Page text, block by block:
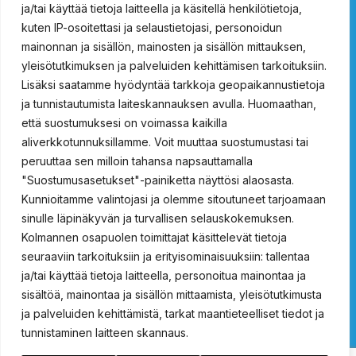
ja/tai käyttää tietoja laitteella ja käsitellä henkilötietoja,
kuten IP-osoitettasi ja selaustietojasi, personoidun
mainonnan ja sisällön, mainosten ja sisällön mittauksen,
yleisötutkimuksen ja palveluiden kehittämisen tarkoituksiin.
Lisäksi saatamme hyödyntää tarkkoja geopaikannustietoja
ja tunnistautumista laiteskannauksen avulla. Huomaathan,
että suostumuksesi on voimassa kaikilla
aliverkkotunnuksillamme. Voit muuttaa suostumustasi tai
peruuttaa sen milloin tahansa napsauttamalla
"Suostumusasetukset"-painiketta näyttösi alaosasta.
Kunnioitamme valintojasi ja olemme sitoutuneet tarjoamaan
sinulle läpinäkyvän ja turvallisen selauskokemuksen.
Kolmannen osapuolen toimittajat käsittelevät tietoja
seuraaviin tarkoituksiin ja erityisominaisuuksiin: tallentaa
ja/tai käyttää tietoja laitteella, personoitua mainontaa ja
sisältöä, mainontaa ja sisällön mittaamista, yleisötutkimusta
ja palveluiden kehittämistä, tarkat maantieteelliset tiedot ja
tunnistaminen laitteen skannaus.
ProSafety 15013500
Vartalosuihkut
ProSafety 15021000ProSafety 15021500
ProSafety 15024000ProSafety 15024020
ProSafety 15024500ProSafety 15024520
Hätäsuihkut ulkokäyttöön
Prosafety 15036150ProSafety 15036100
ProSafety 15036100EXProSafety 15036150EX
Yhdistelmäsuihkut
ProSafety 15031000 ProSafety 15031500ProSafety 15032000
ProSafety 15032500ProSafety 15034000
ProSafety 15034500